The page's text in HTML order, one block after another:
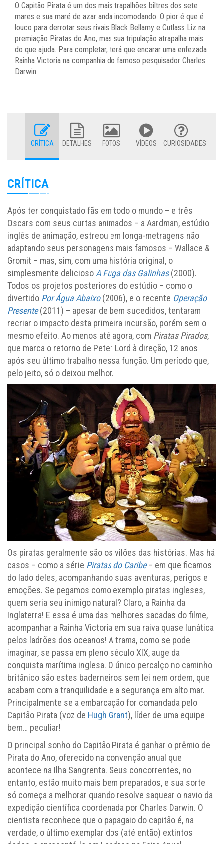
O Capitão Pirata é um dos mais trapalhões biltres dos sete
mares e sua maré de azar anda incomodando. O pior é que é
louco para derrotar seus rivais Black Bellamy e Cutlass Liz na
premiação Piratas do Ano, mas sua tripulação atrapalha mais
do que ajuda. Para completar, terá que encarar uma enfezada
Rainha Victoria na companhia do famoso pesquisador Charles
Darwin.
CRÍTICA DETALHES FOTOS VÍDEOS CURIOSIDADES
CRÍTICA
Após ter conquistado fãs em todo o mundo – e três
Oscars com seus curtas animados – a Aardman, estúdio
inglês de animação, estreou em longa-metragens não
adaptando seus personagens mais famosos – Wallace &
Gromit – mas, sim, com uma história original, o
simplesmente delicioso A Fuga das Galinhas(2000).
Todos os projetos posteriores do estúdio – como o
divertido Por Água Abaixo(2006), e o recente Operação
Presente(2011) – apesar de bem sucedidos, tentaram
recriar o impacto desta primeira incursão, porém sem o
mesmo efeito. Ao menos até agora, com Piratas Pirados,
que marca o retorno de Peter Lord à direção, 12 anos
após seu último trabalho nessa função. Um período que,
pelo jeito, só o deixou melhor.
Os piratas geralmente são os vilões das histórias. Mas há
casos – como a série Piratas do Caribe– em que ficamos
do lado deles, acompanhando suas aventuras, perigos e
emoções. Se pegamos como exemplo piratas ingleses,
quem seria seu inimigo natural? Claro, a Rainha da
Inglaterra! E essa é uma das melhores sacadas do filme,
acompanhar a Rainha Victoria em sua raiva quase lunática
pelos ladrões dos oceanos! A trama, como se pode
imaginar, se passa em pleno século XIX, auge da
conquista marítima inglesa. O único percalço no caminho
britânico são estes baderneiros sem lei nem ordem, que
acabam com a tranquilidade e a segurança em alto mar.
Principalmente se a embarcação for comandada pelo
Capitão Pirata (voz de Hugh Grant), líder de uma equipe
bem… peculiar!
O principal sonho do Capitão Pirata é ganhar o prêmio de
Pirata do Ano, oferecido na convenção anual que
acontece na Ilha Sangrenta. Seus concorrentes, no
entanto, estão muito mais bem preparados, e sua sorte
só começa a melhorar quando resolve saquear o navio da
expedição científica coordenada por Charles Darwin. O
cientista reconhece que o papagaio do capitão é, na
verdade, o último exemplar dos (até então) extintos